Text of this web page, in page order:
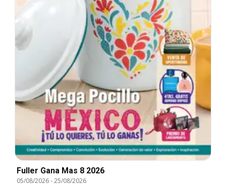
Fuller Gana Mas 8 2026
05/08/2026-25/08/2026